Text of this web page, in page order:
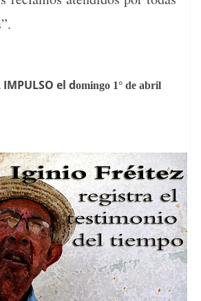
IMPULSO el domin­go 1° de abril